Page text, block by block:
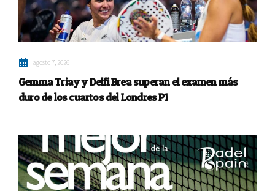
agosto 7, 2026
Gemma Triay y Delfi Brea superan el examen más
duro de los cuartos del Londres P1